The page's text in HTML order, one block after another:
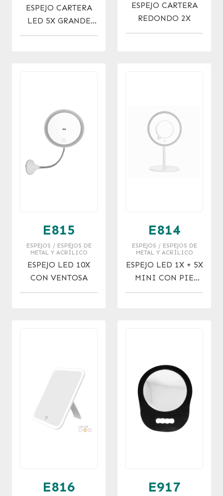
ESPEJO CARTERA
LED 5X GRANDE
BLANCO/NEGRO
ESPEJO CARTERA
REDONDO 2X
E815
ESPEJOS / ESPEJOS DE
METAL Y ACRÍLICO
ESPEJO LED 10X
CON VENTOSA
E814
ESPEJOS / ESPEJOS DE
METAL Y ACRÍLICO
ESPEJO LED 1X + 5X
MINI CON PIE
CABLE USB
E816 E917